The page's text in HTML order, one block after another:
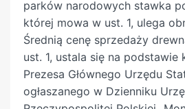
prowadzenie działalności
działalność leśna oraz innej
której mowa w pkt 1. 5.
się do lasów będących w
użytkowaniu wieczystym lub
własnością przedsiębiorcy, o
podmiotów, stanowi wówczas
opodatkowania podatkiem
a obowiązek podatkowy
wszystkich
posiadaczach, z
5. Zasady odpowiedzialności
zobowiązanie podatkowe, o
parków narodowych stawka
której mowa w ust. 1, ulega
Średnią cenę sprzedaży
ust. 1, ustala się na podstawie
Prezesa Głównego Urzędu
ogłaszanego w Dzienniku